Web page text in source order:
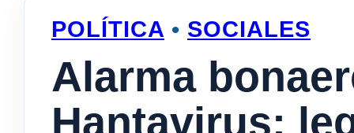
POLÍTICA • SOCIALES
Alarma
Hantavirus: